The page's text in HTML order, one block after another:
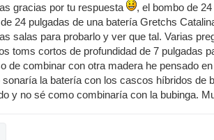
gracias por tu respuesta
, el bombo de
24 pulgadas de una batería Gretchs
salas para probarlo y ver que tal. Varias
toms cortos de profundidad de 7 pulgadas
de combinar con otra madera he pensado
la batería con los cascos híbridos de
y no sé como combinaría con la bubinga.